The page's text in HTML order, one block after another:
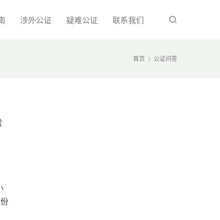
涉外公证 疑难公证 联系我们
首页 公证问答